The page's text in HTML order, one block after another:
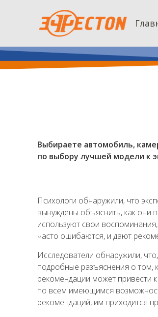
Выбираете автомобиль,
по выбору лучшей модели к
Психологи обнаружили, что
вынуждены объяснить, как они
используют свои
часто ошибаются, и дают
Исследователи обнаружили,
подробные разъяснения о том,
рекомендации может привести
по всем имеющимся
рекомендаций, им приходится